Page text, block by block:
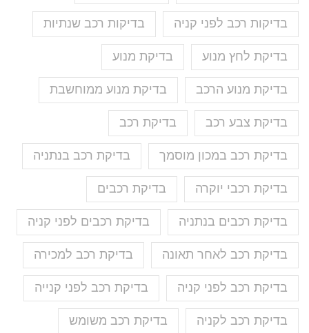
בדיקות רכב לפני קניה בדיקות רכב שנתיות
בדיקת לחץ מנוע בדיקת מנוע
בדיקת מנוע הרכב בדיקת מנוע ממוחשבת
בדיקת צבע רכב בדיקת רכב
בדיקת רכב במכון מוסמך בדיקת רכב בנתניה
בדיקת רכבי יוקרה בדיקת רכבים
בדיקת רכבים בנתניה בדיקת רכבים לפני קניה
בדיקת רכב לאחר תאונה בדיקת רכב למכירה
בדיקת רכב לפני קניה בדיקת רכב לפני קנייה
בדיקת רכב לקניה בדיקת רכב משומש